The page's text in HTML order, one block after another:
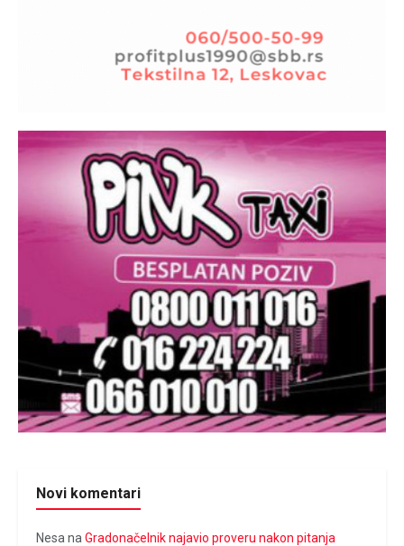
Novi komentari
Nesa na Gradonačelnik najavio proveru nakon pitanja